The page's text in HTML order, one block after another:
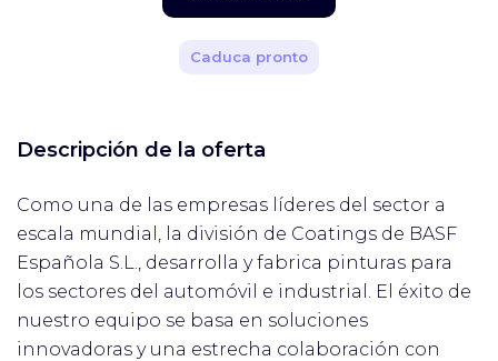
Caduca pronto
Descripción de la oferta
Como una de las empresas líderes del sector a
escala mundial, la división de Coatings de BASF
Española S.L., desarrolla y fabrica pinturas para
los sectores del automóvil e industrial. El éxito de
nuestro equipo se basa en soluciones
innovadoras y una estrecha colaboración con